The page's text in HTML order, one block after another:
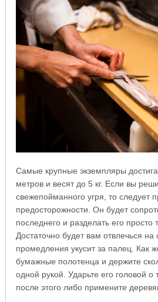
Самые крупные экземпляры
метров и весят до 5 кг. Если вы
свежепойманного угря, то следует
предосторожности. Он будет
последнего и разделать его просто
Достаточно будет вам отвлечься на
промедления укусит за палец. Как
бумажные полотенца и держите
одной рукой. Ударьте его головой о
после этого либо примените